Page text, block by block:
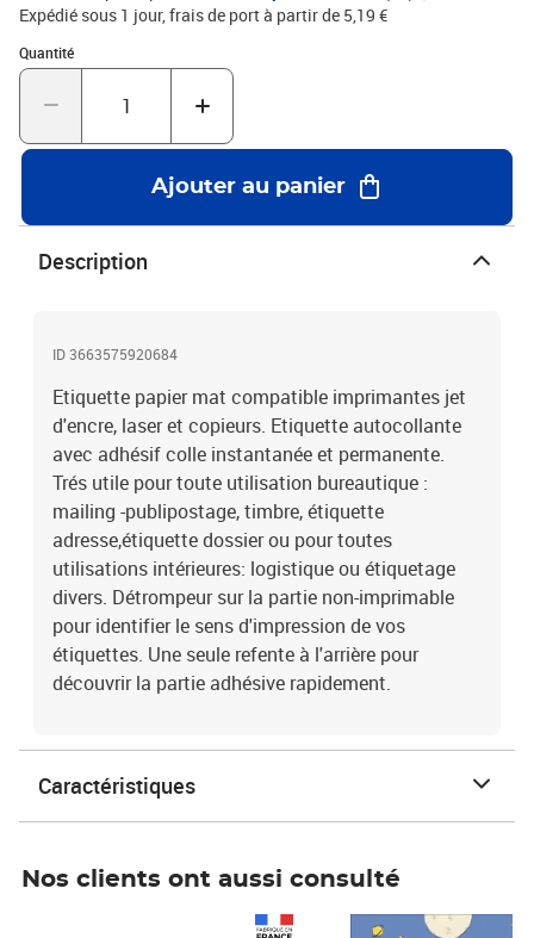
Expédié sous 1 jour, frais de port à partir de 5,19 €
Quantité
Quantité : 1
Ajouter au panier
Description
ID 3663575920684
Etiquette papier mat compatible imprimantes jet
d'encre, laser et copieurs. Etiquette autocollante
avec adhésif colle instantanée et permanente.
Trés utile pour toute utilisation bureautique :
mailing -publipostage, timbre, étiquette
adresse,étiquette dossier ou pour toutes
utilisations intérieures: logistique ou étiquetage
divers. Détrompeur sur la partie non-imprimable
pour identifier le sens d'impression de vos
étiquettes. Une seule refente à l'arrière pour
découvrir la partie adhésive rapidement.
Caractéristiques
Nos clients ont aussi consulté
Prix 7,50€